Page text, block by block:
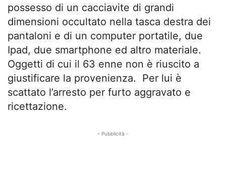
possesso di un cacciavite di grandi
dimensioni occultato nella tasca destra dei
pantaloni e di un computer portatile, due
Ipad, due smartphone ed altro materiale.
Oggetti di cui il 63 enne non è riuscito a
giustificare la provenienza. Per lui è
scattato l’arresto per furto aggravato e
ricettazione.
- Pubblicità -